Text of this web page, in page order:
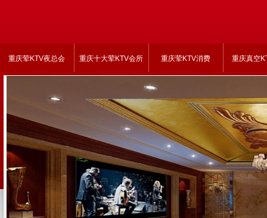
重庆荤KTV夜总会 重庆十大荤KTV会所 重庆荤KTV消费 重庆真空